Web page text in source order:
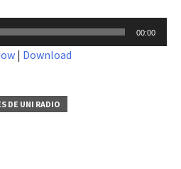
00:00
| Download
DE UNI RADIO